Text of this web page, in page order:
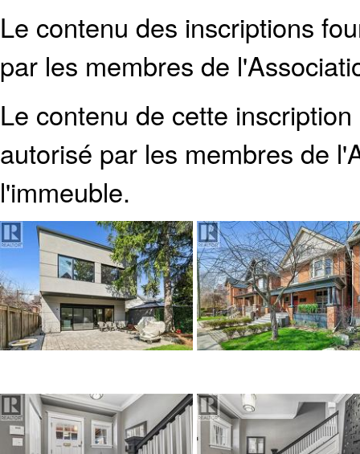
Le contenu des inscriptions
par les membres de
Le contenu de cette
autorisé par les membres de
l'immeuble.